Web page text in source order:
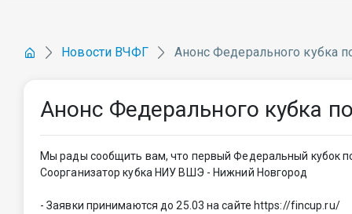
Новости ВЧФГ Анонс Федерального кубка
Анонс Федерального кубка
Мы рады сообщить вам, что первый Федеральный кубок
Соорганизатор кубка НИУ ВШЭ - Нижний Новгород
- Заявки принимаются до 25.03 на сайте https://fincup.ru/